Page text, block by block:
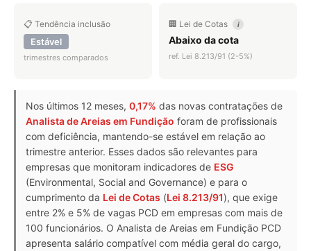
📋 Tendência inclusão
Estável
trimestres comparados
🏢 Lei de Cotas i
Abaixo da cota
ref. Lei 8.213/91 (2-5%)
Nos últimos 12 meses, 0,17% das novas contratações de
Analista de Areias em Fundição foram de profissionais
com deficiência, mantendo-se estável em relação ao
trimestre anterior. Esses dados são relevantes para
empresas que monitoram indicadores de ESG
(Environmental, Social and Governance) e para o
cumprimento da Lei de Cotas (Lei 8.213/91), que exige
entre 2% e 5% de vagas PCD em empresas com mais de
100 funcionários. O Analista de Areias em Fundição PCD
apresenta salário compatível com média geral do cargo,